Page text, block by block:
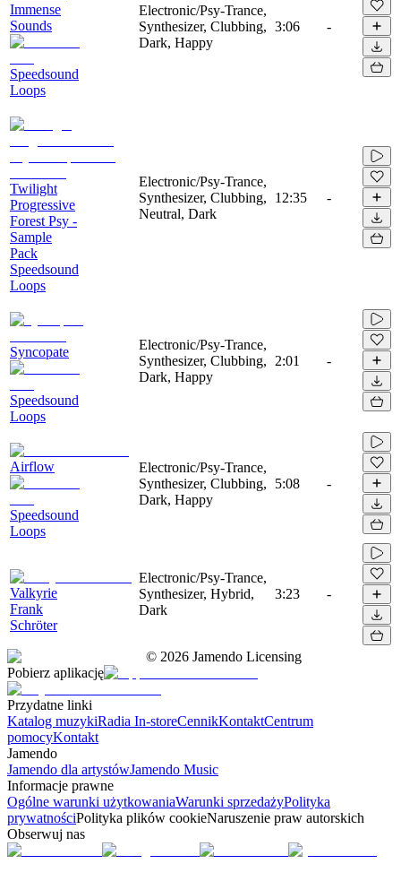
Immense
Sounds
Speedsound
Loops
Electronic/Psy-Trance,
Synthesizer, Clubbing,
Dark, Happy
3:06 -
Twilight
Progressive
Forest Psy -
Sample
Pack
Speedsound
Loops
Electronic/Psy-Trance,
Synthesizer, Clubbing,
Neutral, Dark
12:35 -
Syncopate
Speedsound
Loops
Electronic/Psy-Trance,
Synthesizer, Clubbing,
Dark, Happy
2:01 -
Airflow
Speedsound
Loops
Electronic/Psy-Trance,
Synthesizer, Clubbing,
Dark, Happy
5:08 -
Valkyrie
Frank
Schröter
Electronic/Psy-Trance,
Synthesizer, Hybrid,
Dark
3:23 -
© 2026 Jamendo Licensing
Pobierz aplikację
Przydatne linki
Katalog muzykiRadia In-storeCennikKontaktCentrum
pomocyKontakt
Jamendo
Jamendo dla artystówJamendo Music
Informacje prawne
Ogólne warunki użytkowaniaWarunki sprzedażyPolityka
prywatnościPolityka plików cookieNaruszenie praw autorskich
Obserwuj nas